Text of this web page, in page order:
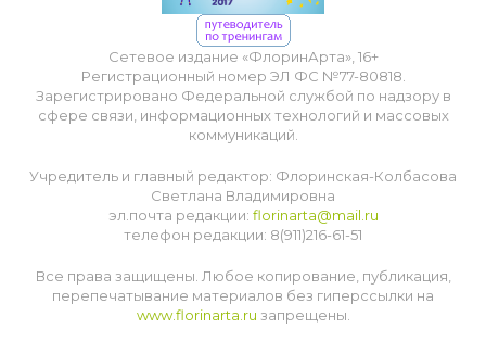
Сетевое издание «ФлоринАрта», 16+
Регистрационный номер ЭЛ ФС №77-80818.
Зарегистрировано Федеральной службой по надзору в
сфере связи, информационных технологий и массовых
коммуникаций.
Учредитель и главный редактор: Флоринская-Колбасова
Светлана Владимировна
эл.почта редакции: florinarta@mail.ru
телефон редакции: 8(911)216-61-51
Все права защищены. Любое копирование, публикация,
перепечатывание материалов без гиперссылки на
www.florinarta.ru запрещены.